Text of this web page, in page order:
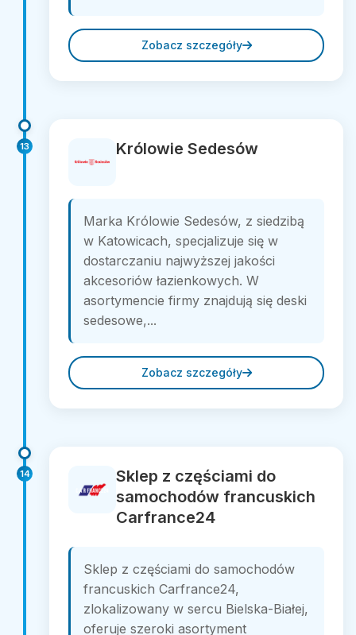
Zobacz szczegóły
13 Królowie Sedesów
Marka Królowie Sedesów, z siedzibą
w Katowicach, specjalizuje się w
dostarczaniu najwyższej jakości
akcesoriów łazienkowych. W
asortymencie firmy znajdują się deski
sedesowe,...
Zobacz szczegóły
14
Sklep z częściami do
samochodów francuskich
Carfrance24
Sklep z częściami do samochodów
francuskich Carfrance24,
zlokalizowany w sercu Bielska-Białej,
oferuje szeroki asortyment